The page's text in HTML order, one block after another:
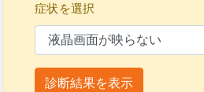
症状を選択
診断結果を表示